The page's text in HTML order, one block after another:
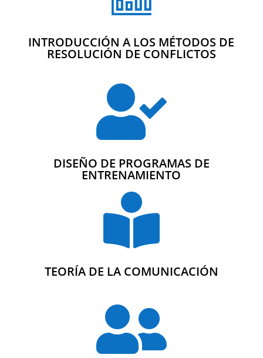
INTRODUCCIÓN A LOS MÉTODOS DE
RESOLUCIÓN DE CONFLICTOS

DISEÑO DE PROGRAMAS DE
ENTRENAMIENTO

TEORÍA DE LA COMUNICACIÓN
